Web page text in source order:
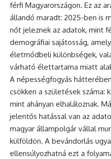
férfi Magyarországon. Ez az
állandó maradt: 2025-ben is
nőt jeleznek az adatok, mint
demográfiai sajátosság,
életmódbeli különbségek,
várható élettartama miatt
A népességfogyás
csökken a születések száma:
mint ahányan elhaláloznak.
jelentős hatással van az
magyar állampolgár vállal
külföldön. A bevándorlás
ellensúlyozhatná ezt a